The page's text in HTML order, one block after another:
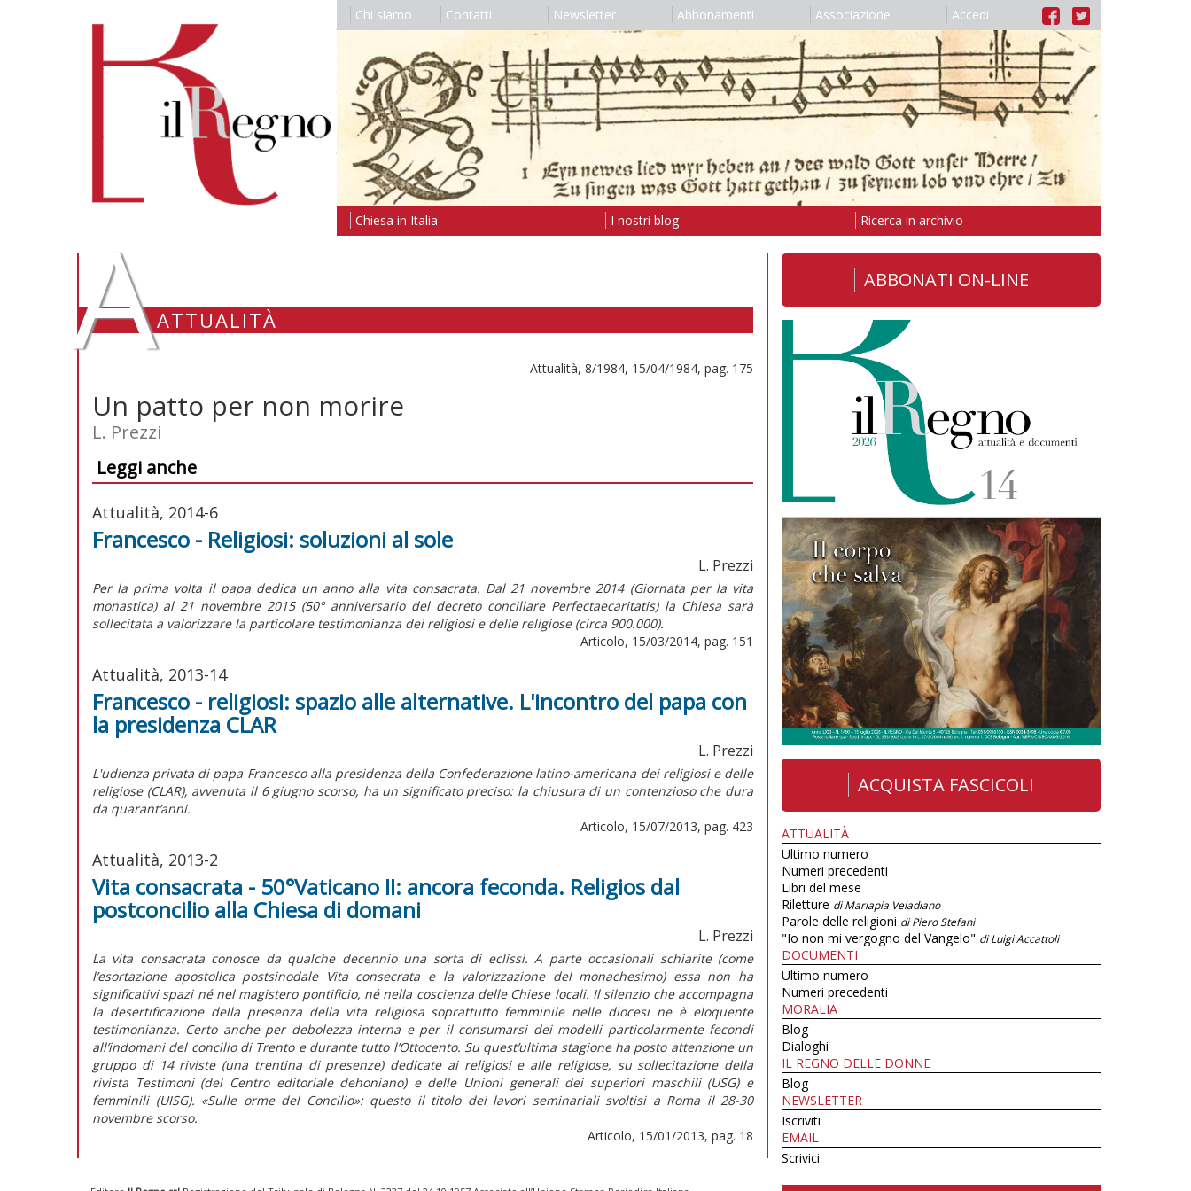
Chi siamo Contatti Newsletter Abbonamenti Associazione Accedi
Chiesa in Italia I nostri blog Ricerca in archivio
AATTUALITÀ
Attualità, 8/1984, 15/04/1984, pag. 175
Un patto per non morire
L. Prezzi
Leggi anche
Attualità, 2014-6
Francesco - Religiosi: soluzioni al sole
L. Prezzi
Per la prima volta il papa dedica un anno alla vita consacrata. Dal 21 novembre 2014 (Giornata per la vita
monastica) al 21 novembre 2015 (50° anniversario del decreto conciliare Perfectaecaritatis) la Chiesa sarà
sollecitata a valorizzare la particolare testimonianza dei religiosi e delle religiose (circa 900.000).
Articolo, 15/03/2014, pag. 151
Attualità, 2013-14
Francesco - religiosi: spazio alle alternative. L'incontro del papa con
la presidenza CLAR
L. Prezzi
L'udienza privata di papa Francesco alla presidenza della Confederazione latino-americana dei religiosi e delle
religiose (CLAR), avvenuta il 6 giugno scorso, ha un significato preciso: la chiusura di un contenzioso che dura
da quarant’anni.
Articolo, 15/07/2013, pag. 423
Attualità, 2013-2
Vita consacrata - 50°Vaticano II: ancora feconda. Religios dal
postconcilio alla Chiesa di domani
L. Prezzi
La vita consacrata conosce da qualche decennio una sorta di eclissi. A parte occasionali schiarite (come
l’esortazione apostolica postsinodale Vita consecrata e la valorizzazione del monachesimo) essa non ha
significativi spazi né nel magistero pontificio, né nella coscienza delle Chiese locali. Il silenzio che accompagna
la desertificazione della presenza della vita religiosa soprattutto femminile nelle diocesi ne è eloquente
testimonianza. Certo anche per debolezza interna e per il consumarsi dei modelli particolarmente fecondi
all’indomani del concilio di Trento e durante tutto l’Ottocento. Su quest’ultima stagione ha posto attenzione un
gruppo di 14 riviste (una trentina di presenze) dedicate ai religiosi e alle religiose, su sollecitazione della
rivista Testimoni (del Centro editoriale dehoniano) e delle Unioni generali dei superiori maschili (USG) e
femminili (UISG). «Sulle orme del Concilio»: questo il titolo dei lavori seminariali svoltisi a Roma il 28-30
novembre scorso.
Articolo, 15/01/2013, pag. 18
ABBONATI ON-LINE
ACQUISTA FASCICOLI
ATTUALITÀ
Ultimo numero
Numeri precedenti
Libri del mese
Riletture di Mariapia Veladiano
Parole delle religioni di Piero Stefani
"Io non mi vergogno del Vangelo" di Luigi Accattoli
DOCUMENTI
Ultimo numero
Numeri precedenti
MORALIA
Blog
Dialoghi
IL REGNO DELLE DONNE
Blog
NEWSLETTER
Iscriviti
EMAIL
Scrivici